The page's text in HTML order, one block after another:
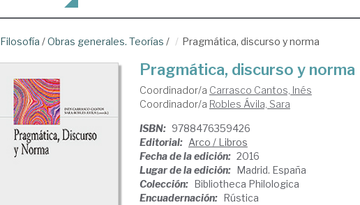
Filosofía /Obras generales. Teorías / Pragmática, discurso y norma
Pragmática, discurso y norma
Coordinador/a Carrasco Cantos, Inés
Coordinador/a Robles Ávila, Sara
ISBN: 9788476359426
Editorial: Arco / Libros
Fecha de la edición: 2016
Lugar de la edición: Madrid. España
Colección: Bibliotheca Philologica
Encuadernación: Rústica